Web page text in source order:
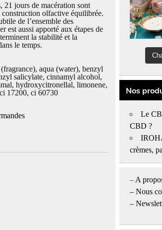
21 jours de macération sont
construction olfactive équilibrée.
de l’ensemble des
est aussi apporté aux étapes de
la stabilité et la
le temps.
aqua (water), benzyl
salicylate, cinnamyl alcohol,
hydroxycitronellal, limonene,
17200, ci 60730
Nos
Le
CBD ?
crèmes,
– A
–Nous
–